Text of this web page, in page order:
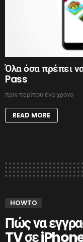
Όλα όσα πρέπει
Pass
πριν περίπου ένα χρόνο
READ MORE
HOWTO
Πώς να
TV σε